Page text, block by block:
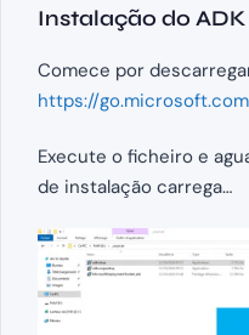
Instalação do ADK
Comece por
https://
Execute o ficheiro e
de instalação carrega…